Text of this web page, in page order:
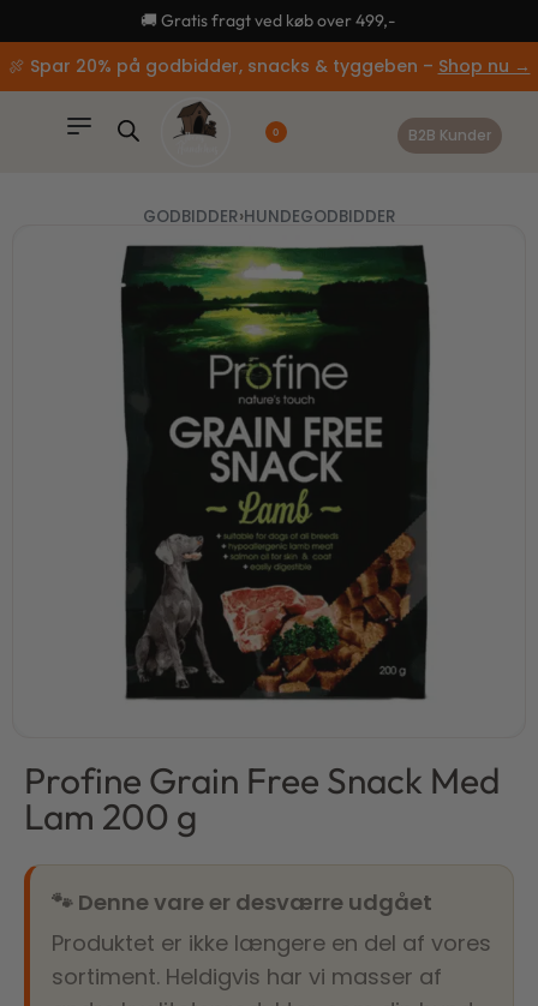
🚚 Gratis fragt ved køb over 499,-
🍖 Spar 20% på godbidder, snacks & tyggeben – Shop nu →
0 B2B Kunder
GODBIDDER›HUNDEGODBIDDER
Profine Grain Free Snack Med
Lam 200 g
🐾 Denne vare er desværre udgået
Produktet er ikke længere en del af vores
sortiment. Heldigvis har vi masser af